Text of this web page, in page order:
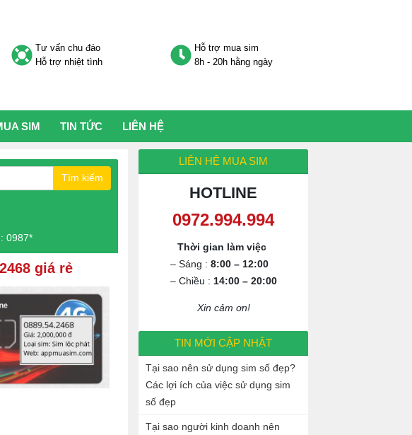
Tư vấn chu đáo
Hỗ trợ nhiệt tình
Hỗ trợ mua sim
8h - 20h hằng ngày
SIM TIN TỨC LIÊN HỆ
Tìm kiếm
0987*
giá rẻ
LIÊN HỆ MUA SIM
HOTLINE
0972.994.994
Thời gian làm việc
– Sáng : 8:00 – 12:00
– Chiều : 14:00 – 20:00
Xin cảm ơn!
TIN MỚI CẬP NHẬT
Tại sao nên sử dụng sim số đẹp?
Các lợi ích của việc sử dụng sim
số đẹp
Tại sao người kinh doanh nên